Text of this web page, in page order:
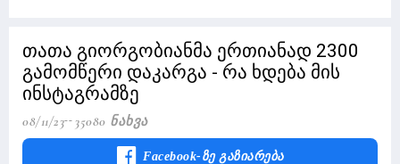
თათა გიორგობიანმა ერთიანად 2300
გამომწერი დაკარგა - რა ხდება მის
ინსტაგრამზე
08/11/23 35080 Ნახვა
Facebook-Ზე Გაზიარება